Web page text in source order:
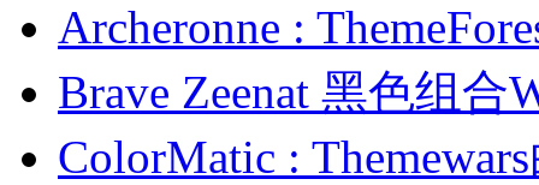
Archeronne :
Brave Zeenat 黑色组合
ColorMatic :